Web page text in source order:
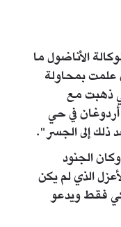
لوكالة الأناضول ما
"بعد أن علمت بمحاولة
ذهبت مع
في حي
ذلك إلى الجسر".
الجنود
الذي لم يكن
فقط ويدعو